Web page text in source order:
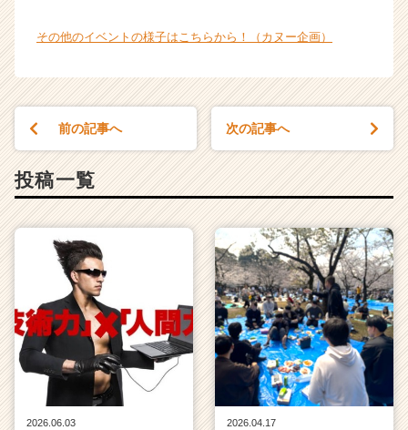
その他のイベントの様子はこちらから！（カヌー企画）
前の記事へ 次の記事へ
投稿一覧
2026.06.03
2026.04.17